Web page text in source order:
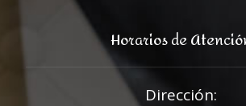
Horarios de
Dirección: